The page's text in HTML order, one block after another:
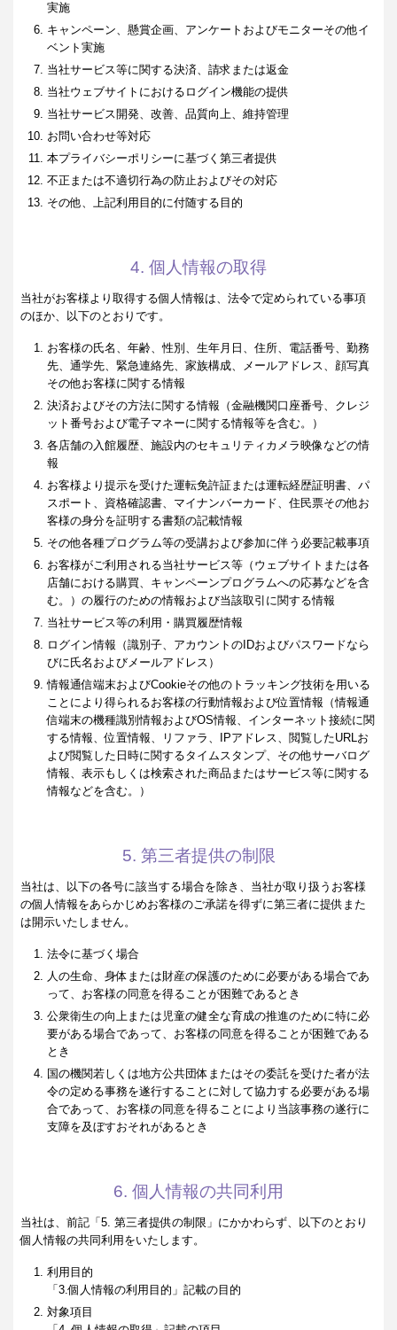
実施
キャンペーン、懸賞企画、アンケートおよびモニターその他イ
ベント実施
当社サービス等に関する決済、請求または返金
当社ウェブサイトにおけるログイン機能の提供
当社サービス開発、改善、品質向上、維持管理
お問い合わせ等対応
本プライバシーポリシーに基づく第三者提供
不正または不適切行為の防止およびその対応
その他、上記利用目的に付随する目的
4. 個人情報の取得
当社がお客様より取得する個人情報は、法令で定められている事項
のほか、以下のとおりです。
お客様の氏名、年齢、性別、生年月日、住所、電話番号、勤務
先、通学先、緊急連絡先、家族構成、メールアドレス、顔写真
その他お客様に関する情報
決済およびその方法に関する情報（金融機関口座番号、クレジ
ット番号および電子マネーに関する情報等を含む。）
各店舗の入館履歴、施設内のセキュリティカメラ映像などの情
報
お客様より提示を受けた運転免許証または運転経歴証明書、パ
スポート、資格確認書、マイナンバーカード、住民票その他お
客様の身分を証明する書類の記載情報
その他各種プログラム等の受講および参加に伴う必要記載事項
お客様がご利用される当社サービス等（ウェブサイトまたは各
店舗における購買、キャンペーンプログラムへの応募などを含
む。）の履行のための情報および当該取引に関する情報
当社サービス等の利用・購買履歴情報
ログイン情報（識別子、アカウントのIDおよびパスワードなら
びに氏名およびメールアドレス）
情報通信端末およびCookieその他のトラッキング技術を用いる
ことにより得られるお客様の行動情報および位置情報（情報通
信端末の機種識別情報およびOS情報、インターネット接続に関
する情報、位置情報、リファラ、IPアドレス、閲覧したURLお
よび閲覧した日時に関するタイムスタンプ、その他サーバログ
情報、表示もしくは検索された商品またはサービス等に関する
情報などを含む。）
5. 第三者提供の制限
当社は、以下の各号に該当する場合を除き、当社が取り扱うお客様
の個人情報をあらかじめお客様のご承諾を得ずに第三者に提供また
は開示いたしません。
法令に基づく場合
人の生命、身体または財産の保護のために必要がある場合であ
って、お客様の同意を得ることが困難であるとき
公衆衛生の向上または児童の健全な育成の推進のために特に必
要がある場合であって、お客様の同意を得ることが困難である
とき
国の機関若しくは地方公共団体またはその委託を受けた者が法
令の定める事務を遂行することに対して協力する必要がある場
合であって、お客様の同意を得ることにより当該事務の遂行に
支障を及ぼすおそれがあるとき
6. 個人情報の共同利用
当社は、前記「5. 第三者提供の制限」にかかわらず、以下のとおり
個人情報の共同利用をいたします。
利用目的
「3.個人情報の利用目的」記載の目的
対象項目